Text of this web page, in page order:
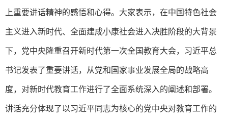
上重要讲话精神的感悟和心得。大家表示， 在中国特色社会
主义进入新时代、全面建成小康社会进入决胜阶段的大背景
下，党中央隆重召开新时代第一次全国教育大会，习近平总
书记发表了重要讲话，从党和国家事业发展全局的战略高
度，对新时代教育工作进行了全面系统深入的阐述和部署。
讲话充分体现了以习近平同志为核心的党中央对教育工作的